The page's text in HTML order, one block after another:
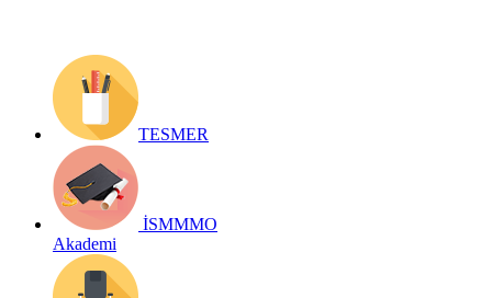
TESMER
İSMMMO
Akademi